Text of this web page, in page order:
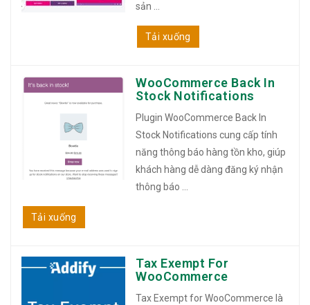
sản ...
Tải xuống
WooCommerce Back In
Stock Notifications
Plugin WooCommerce Back In
Stock Notifications cung cấp tính
năng thông báo hàng tồn kho, giúp
khách hàng dễ dàng đăng ký nhận
thông báo ...
Tải xuống
Tax Exempt For
WooCommerce
Tax Exempt for WooCommerce là